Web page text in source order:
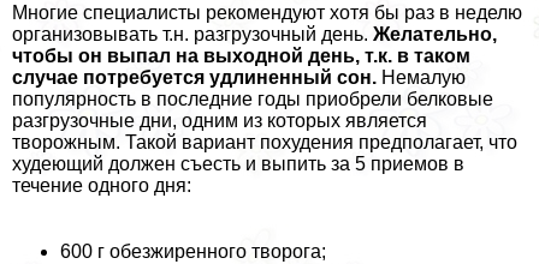
Многие специалисты рекомендуют хотя бы раз в неделю
организовывать т.н. разгрузочный день. Желательно,
чтобы он выпал на выходной день, т.к. в таком
случае потребуется удлиненный сон. Немалую
популярность в последние годы приобрели белковые
разгрузочные дни, одним из которых является
творожным. Такой вариант похудения предполагает, что
худеющий должен съесть и выпить за 5 приемов в
течение одного дня:
600 г обезжиренного творога;